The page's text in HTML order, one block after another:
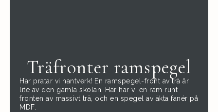
Träfronter ramspegel
Här pratar vi hantverk! En ramspegel-front av trä är
lite av den gamla skolan. Här har vi en ram runt
fronten av massivt trä, och en spegel av äkta fanér på
MDF.